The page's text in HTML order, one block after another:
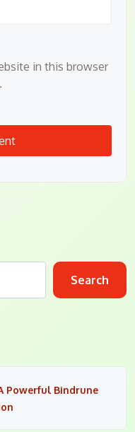
in this browser
Search
Powerful Bindrune